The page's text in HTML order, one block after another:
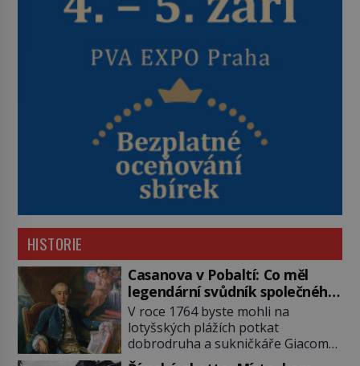
HISTORIE
Casanova v Pobaltí: Co měl
legendární svůdník společného
se svobodnými zednáři?
V roce 1764 byste mohli na
lotyšských plážích potkat
dobrodruha a sukničkáře Giacoma
Casanovu. Jeho cesta k Baltskému